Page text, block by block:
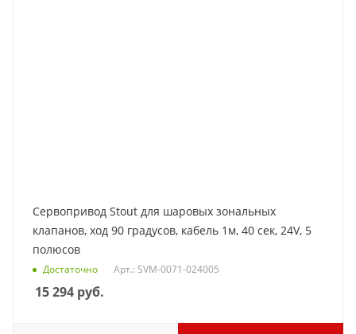
Сервопривод Stout для шаровых зональных
клапанов, ход 90 градусов, кабель 1м, 40 сек, 24V, 5
полюсов
Достаточно Арт.: SVM-0071-024005
15 294 руб.